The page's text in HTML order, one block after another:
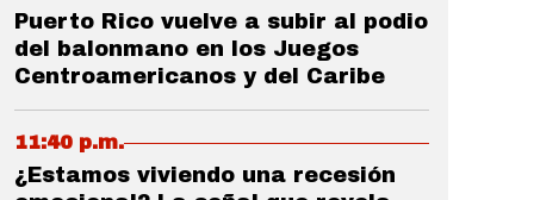
Puerto Rico vuelve a subir al podio
del balonmano en los Juegos
Centroamericanos y del Caribe
11:40 p.m.
¿Estamos viviendo una recesión